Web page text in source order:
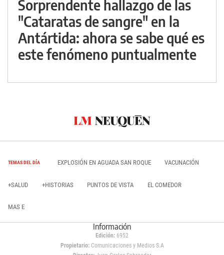
Sorprendente hallazgo de las
"Cataratas de sangre" en la
Antártida: ahora se sabe qué es
este fenómeno puntualmente
TEMAS DEL DÍA EXPLOSIÓN EN AGUADA SAN ROQUE VACUNACIÓN
+SALUD +HISTORIAS PUNTOS DE VISTA EL COMEDOR
MAS E
Información
Edición: 6952
Propietario:Comunicaciones y Medios S.A